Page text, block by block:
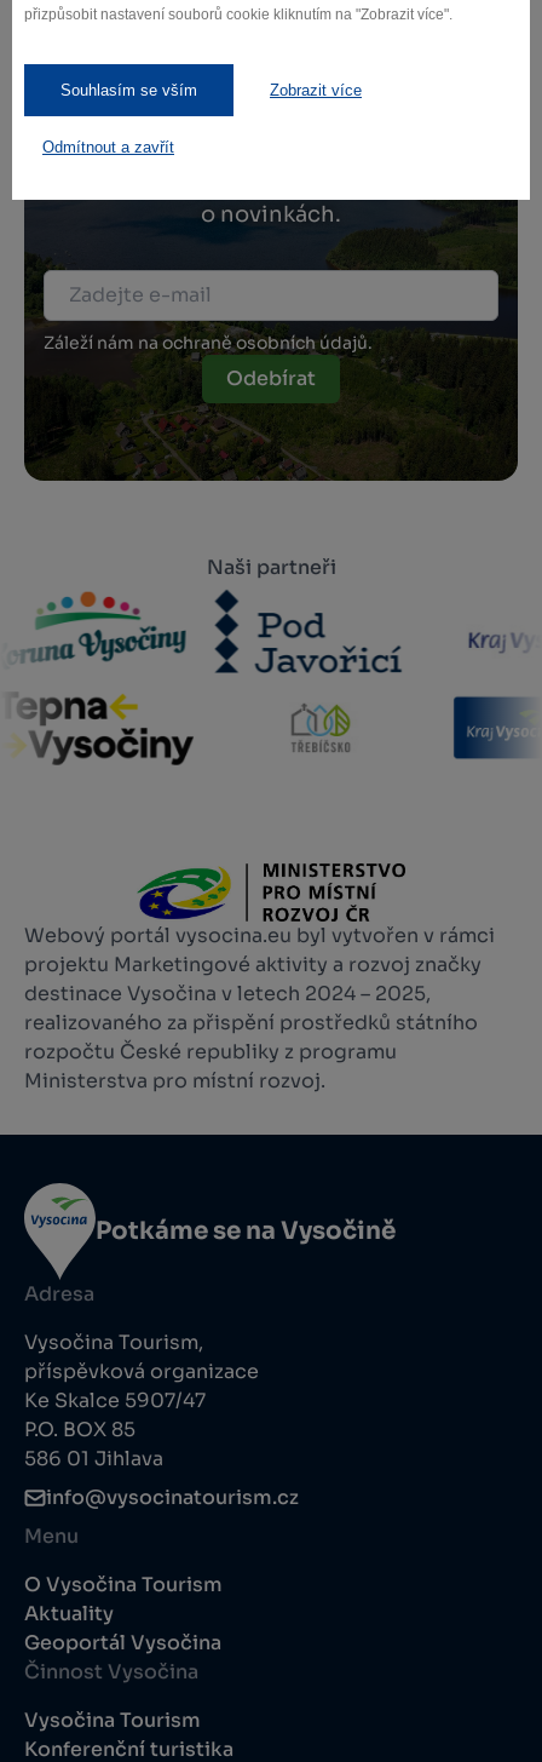
přizpůsobit nastavení souborů cookie kliknutím na "Zobrazit více".
Souhlasím se vším Zobrazit více
Odmítnout a zavřít
Zamilujte si Vysočinu
o novinkách.
Záleží nám na ochraně osobních údajů.
Odebírat
Naši partneři
Webový portál vysocina.eu byl vytvořen v rámci
projektu Marketingové aktivity a rozvoj značky
destinace Vysočina v letech 2024 – 2025,
realizovaného za přispění prostředků státního
rozpočtu České republiky z programu
Ministerstva pro místní rozvoj.
Potkáme se na Vysočině
Adresa
Vysočina Tourism,
příspěvková organizace
Ke Skalce 5907/47
P.O. BOX 85
586 01 Jihlava
info@vysocinatourism.cz
Menu
O Vysočina Tourism
Aktuality
Geoportál Vysočina
Činnost Vysočina
Vysočina Tourism
Konferenční turistika